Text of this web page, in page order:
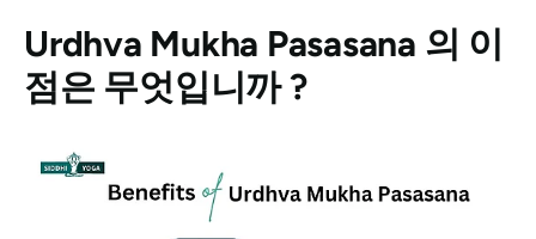
Urdhva Mukha Pasasana 의 이
점은 무엇입니까 ?